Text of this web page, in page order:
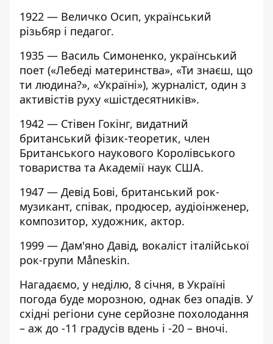
1922 — Величко Осип, український
різьбяр і педагог.
1935 — Василь Симоненко, український
поет («Лебеді материнства», «Ти знаєш, що
ти людина?», «Україні»), журналіст, один з
активістів руху «шістдесятників».
1942 — Стівен Гокінг, видатний
британський фізик-теоретик, член
Британського наукового Королівського
товариства та Академії наук США.
1947 — Девід Бові, британський рок-
музикант, співак, продюсер, аудіоінженер,
композитор, художник, актор.
1999 — Дам'яно Давід, вокаліст італійської
рок-групи Måneskin.
Нагадаємо, у неділю, 8 січня, в Україні
погода буде морозною, однак без опадів. У
східні регіони суне серйозне похолодання
– аж до -11 градусів вдень і -20 – вночі.